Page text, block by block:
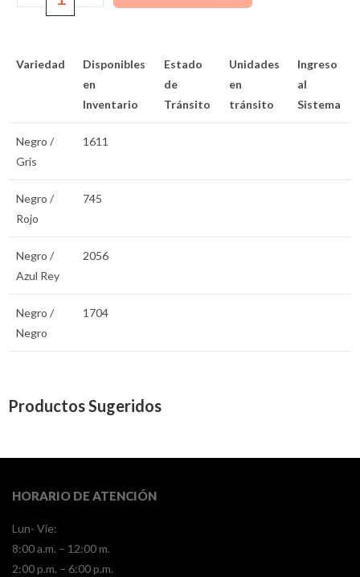
Variedad
Disponibles
en
Inventario
Estado
de
Tránsito
Unidades
en
tránsito
Ingreso
al
Sistema
Negro /
Gris
1611
Negro /
Rojo
745
Negro /
Azul Rey
2056
Negro /
Negro
1704
Productos Sugeridos
HORARIO DE ATENCIÓN
Lun- Vie:
8:00 a.m. – 12:00 m.
2:00 p.m. – 6:00 p.m.